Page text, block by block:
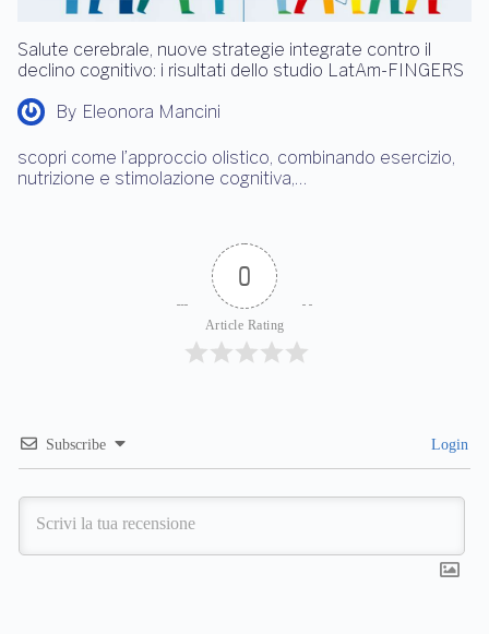
Salute cerebrale, nuove strategie integrate contro il
declino cognitivo: i risultati dello studio LatAm-FINGERS
By Eleonora Mancini
scopri come l’approccio olistico, combinando esercizio,
nutrizione e stimolazione cognitiva,…
0
Article Rating
Subscribe Login